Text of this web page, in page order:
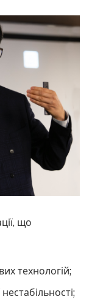
що
технологій;